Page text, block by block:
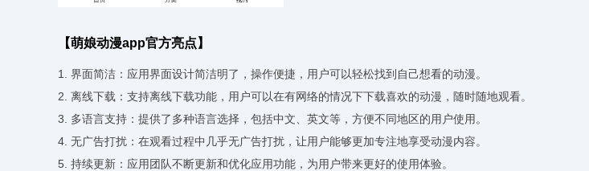
【萌娘动漫app官方亮点】
1. 界面简洁：应用界面设计简洁明了，操作便捷，用户可以轻松找到自己想看的动漫。
2. 离线下载：支持离线下载功能，用户可以在有网络的情况下下载喜欢的动漫，随时随地观看。
3. 多语言支持：提供了多种语言选择，包括中文、英文等，方便不同地区的用户使用。
4. 无广告打扰：在观看过程中几乎无广告打扰，让用户能够更加专注地享受动漫内容。
5. 持续更新：应用团队不断更新和优化应用功能，为用户带来更好的使用体验。